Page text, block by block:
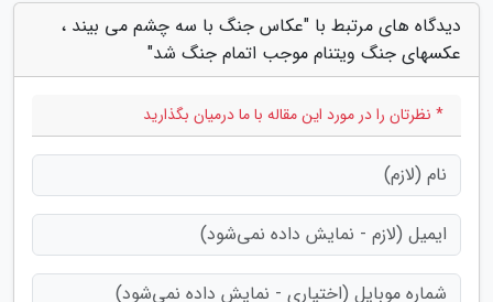
دیدگاه های مرتبط با "عکاس جنگ با سه چشم می بیند ،
عکسهای جنگ ویتنام موجب اتمام جنگ شد"
* نظرتان را در مورد این مقاله با ما درمیان بگذارید